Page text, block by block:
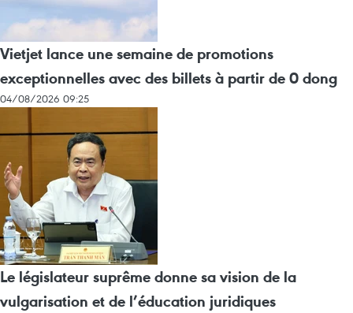
Vietjet lance une semaine de promotions
exceptionnelles avec des billets à partir de 0 dong
04/08/2026 09:25
Le législateur suprême donne sa vision de la
vulgarisation et de l’éducation juridiques